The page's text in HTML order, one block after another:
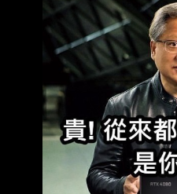
2026/08/08 10:20 :
容： : 市場普遍預期
iPhone 18 Pro系列
連 : 帶調整舊款
出，iPhone 17系列
週就會提前漲價。 :
漲？